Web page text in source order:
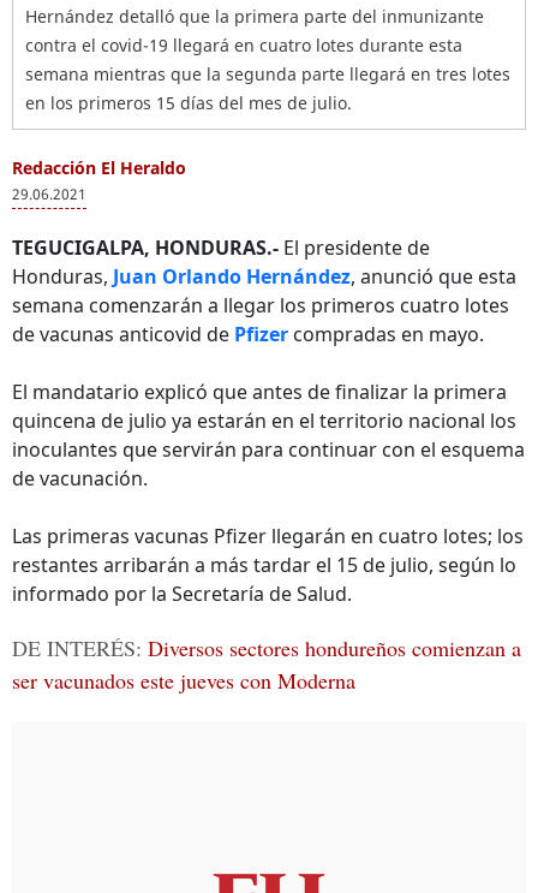
Hernández detalló que la primera parte del inmunizante
contra el covid-19 llegará en cuatro lotes durante esta
semana mientras que la segunda parte llegará en tres lotes
en los primeros 15 días del mes de julio.
Redacción El Heraldo
29.06.2021
TEGUCIGALPA, HONDURAS.- El presidente de
Honduras, Juan Orlando Hernández, anunció que esta
semana comenzarán a llegar los primeros cuatro lotes
de vacunas anticovid de Pfizer compradas en mayo.
El mandatario explicó que antes de finalizar la primera
quincena de julio ya estarán en el territorio nacional los
inoculantes que servirán para continuar con el esquema
de vacunación.
Las primeras vacunas Pfizer llegarán en cuatro lotes; los
restantes arribarán a más tardar el 15 de julio, según lo
informado por la Secretaría de Salud.
DE INTERÉS: Diversos sectores hondureños comienzan a
ser vacunados este jueves con Moderna